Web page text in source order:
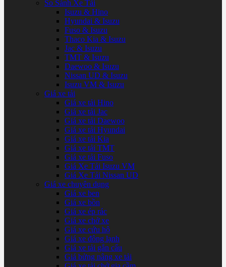
So Sánh Xe Tải
Isuzu & Hino
Hyundai & Isuzu
Fuso & Isuzu
Thaco Kia & Isuzu
Jac & Isuzu
TMT & Isuzu
Daewoo & Isuzu
Nissan UD & Isuzu
Isuzu VM & Isuzu
Giá xe tải
Giá xe tải Hino
Giá xe tải Jac
Giá xe tải Daewoo
Giá xe tải Hyundai
Giá xe tải Kia
Giá xe tải TMT
Giá xe tải Fuso
Giá Xe Tải Isuzu VM
Giá Xe Tải Nissan UD
Giá xe chuyên dụng
Giá xe ben
Giá xe bồn
Giá xe ép rác
Giá xe chở xe
Giá xe cứu hộ
Giá xe đông lạnh
Giá xe tải gắn cẩu
Giá bửng nâng xe tải